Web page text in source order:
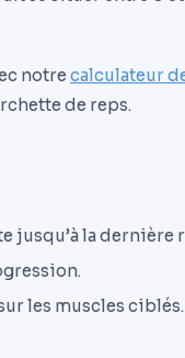
notre calculateur
de reps.
jusqu’à la dernière
les muscles ciblés.